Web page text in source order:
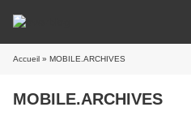
Accueil » MOBILE.ARCHIVES
MOBILE.ARCHIVES